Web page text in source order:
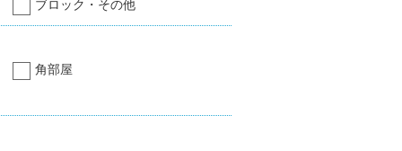
ブロック・その他
角部屋